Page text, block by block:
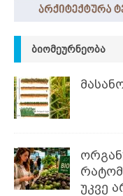
ᲑᲘᲝᲛᲔᲣᲠᲜᲔᲝᲑᲐ
უკვე